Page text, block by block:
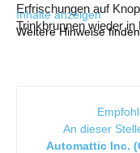
Inhalte anzeigen
Weitere Hinweise
Erfrischungen auf
Trinkbrunnen wieder in
An dieser
Automattic Inc.